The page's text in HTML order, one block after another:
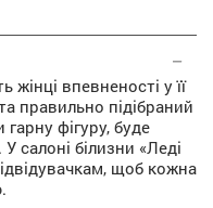
жінці впевненості у її
правильно підібраний
фігуру, буде
салоні білизни «Леді
щоб кожна